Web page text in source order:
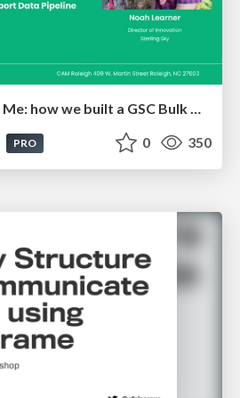
Noah Learner - AI + Me: how we built a GSC Bulk Export data pipeline
PRO 0 350